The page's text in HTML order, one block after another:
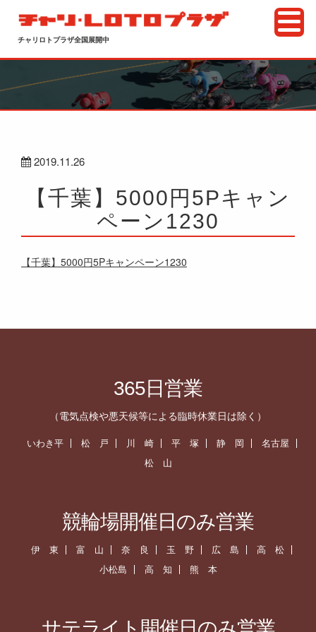
チャリロトプラザ全国展開中
2019.11.26
【千葉】5000円5Pキャン
ペーン1230
【千葉】5000円5Pキャンペーン1230
365日営業
（電気点検や悪天候等による臨時休業日は除く）
いわき平 松 戸 川 崎 平 塚 静 岡
名古屋
松 山
競輪場開催日のみ営業
伊 東 富 山 奈 良 玉 野 広 島
高 松
小松島
高 知 熊 本